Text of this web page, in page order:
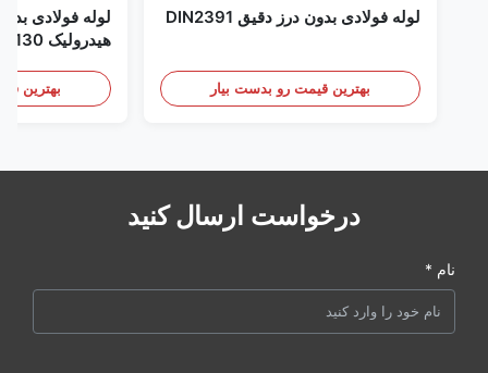
لوله فولادی بدون درز دقیق DIN2391
بهترین قیمت رو بدست بیار
لوله فولادی
هیدرولیک Honed SAE4130
بهترین
درخواست ارسال کنید
نام *